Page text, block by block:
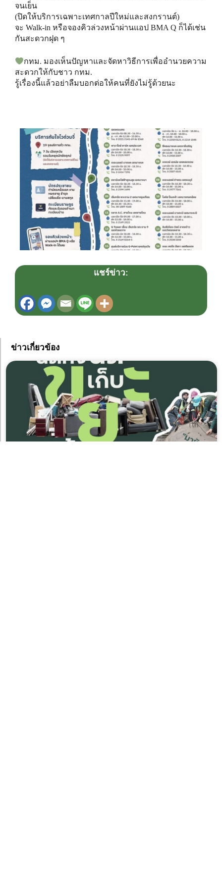
จนเย็น
(ปิดให้บริการเฉพาะเทศกาลปีใหม่และสงกรานต์)
จะ Walk-in หรือจองคิวล่วงหน้าผ่านแอป BMA Q ก็ได้เช่น
กันสะดวกฝุด ๆ
กทม. มองเห็นปัญหาและจัดหาวิธีการเพื่ออำนวยความ
สะดวกให้กับชาว กทม.
รู้เรื่องนี้แล้วอย่าลืมบอกต่อให้คนที่ยังไม่รู้ด้วยนะ
แชร์ข่าว:
ข่าวเกี่ยวข้อง